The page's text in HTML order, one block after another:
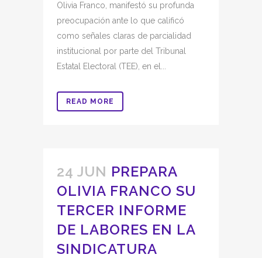
Olivia Franco, manifestó su profunda
preocupación ante lo que calificó
como señales claras de parcialidad
institucional por parte del Tribunal
Estatal Electoral (TEE), en el...
READ MORE
24 JUN PREPARA
OLIVIA FRANCO SU
TERCER INFORME
DE LABORES EN LA
SINDICATURA